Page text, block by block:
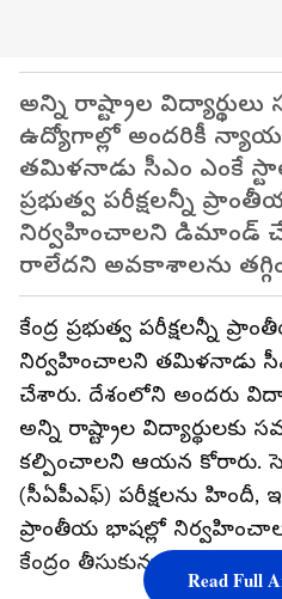
అన్ని రాష్ట్రాల
ఉద్యోగాల్లో అందరికీ
తమిళనాడు సీఎం ఎంకే
ప్రభుత్వ పరీక్షలన్నీ
నిర్వహించాలని డిమాండ్
రాలేదని అవకాశాలను
కేంద్ర ప్రభుత్వ పరీక్షలన్నీ
నిర్వహించాలని తమిళనాడు
చేశారు. దేశంలోని అందరు
అన్ని రాష్ట్రాల
కల్పించాలని ఆయన కోరారు.
(సీఏపీఎఫ్) పరీక్షలను హిందీ,
ప్రాంతీయ భాషల్లో
కేంద్రం తీసుకున్న నిర్ణయాన్ని
Read Full